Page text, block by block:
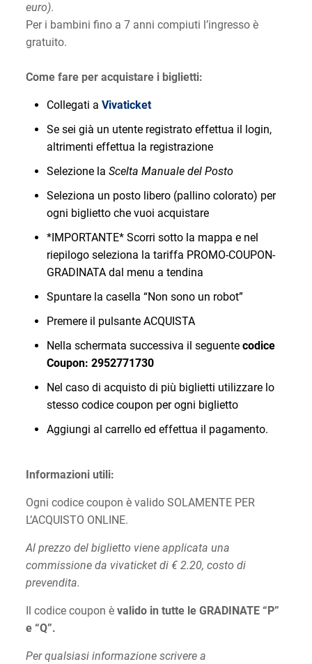
euro).
Per i bambini fino a 7 anni compiuti l’ingresso è
gratuito.
Come fare per acquistare i biglietti:
Collegati a Vivaticket
Se sei già un utente registrato effettua il login,
altrimenti effettua la registrazione
Selezione la Scelta Manuale del Posto
Seleziona un posto libero (pallino colorato) per
ogni biglietto che vuoi acquistare
*IMPORTANTE* Scorri sotto la mappa e nel
riepilogo seleziona la tariffa PROMO-COUPON-
GRADINATA dal menu a tendina
Spuntare la casella “Non sono un robot”
Premere il pulsante ACQUISTA
Nella schermata successiva il seguente codice
Coupon: 2952771730
Nel caso di acquisto di più biglietti utilizzare lo
stesso codice coupon per ogni biglietto
Aggiungi al carrello ed effettua il pagamento.
Informazioni utili:
Ogni codice coupon è valido SOLAMENTE PER
L’ACQUISTO ONLINE.
Al prezzo del biglietto viene applicata una
commissione da vivaticket di € 2.20, costo di
prevendita.
Il codice coupon è valido in tutte le GRADINATE “P”
e “Q”.
Per qualsiasi informazione scrivere a